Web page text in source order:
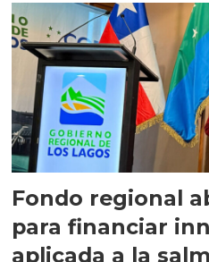
Fondo regional
para financiar
aplicada a la